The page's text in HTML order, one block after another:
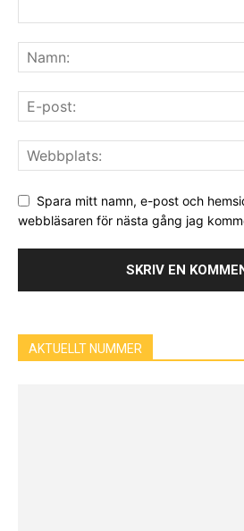
Spara mitt namn, e-post och
webbläsaren för nästa gång jag
AKTUELLT NUMMER